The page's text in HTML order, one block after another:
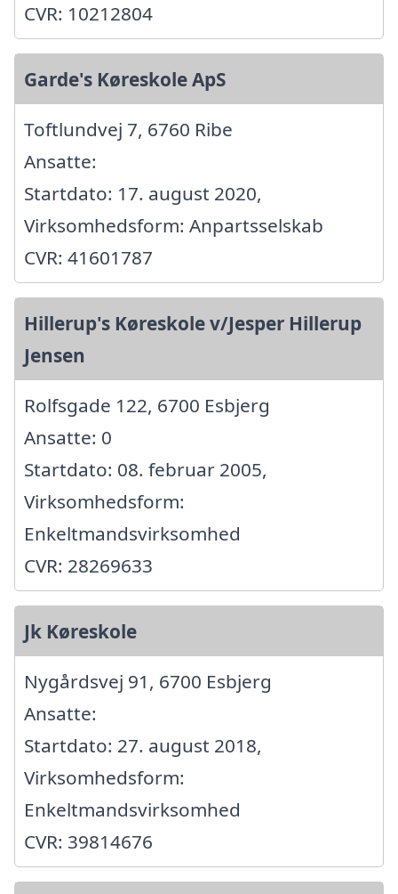
CVR: 10212804
Garde's Køreskole ApS
Toftlundvej 7, 6760 Ribe
Ansatte:
Startdato: 17. august 2020,
Virksomhedsform: Anpartsselskab
CVR: 41601787
Hillerup's Køreskole v/Jesper Hillerup
Jensen
Rolfsgade 122, 6700 Esbjerg
Ansatte: 0
Startdato: 08. februar 2005,
Virksomhedsform:
Enkeltmandsvirksomhed
CVR: 28269633
Jk Køreskole
Nygårdsvej 91, 6700 Esbjerg
Ansatte:
Startdato: 27. august 2018,
Virksomhedsform:
Enkeltmandsvirksomhed
CVR: 39814676